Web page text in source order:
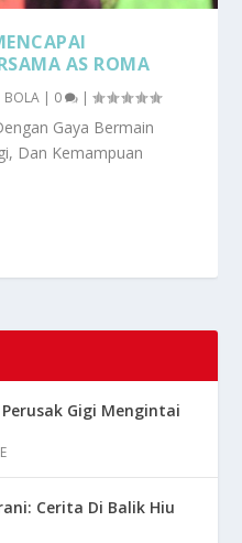
AS ROMA
BOLA | 0 |
Gaya Bermain
Dan Kemampuan
Gigi Mengintai
Cerita Di Balik Hiu